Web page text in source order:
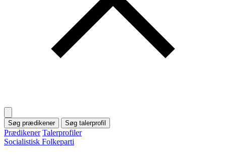
Søg prædikener Søg talerprofil
Prædikener Talerprofiler
Socialistisk Folkeparti